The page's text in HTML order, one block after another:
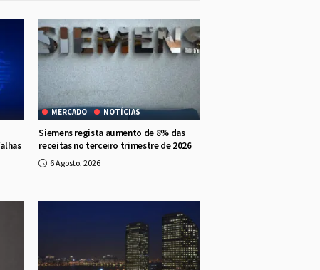
MERCADO NOTÍCIAS
Siemens regista aumento de 8% das
receitas no terceiro trimestre de 2026
6 Agosto, 2026